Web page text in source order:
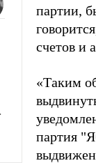
партии,
счетов и
«Таким
партия